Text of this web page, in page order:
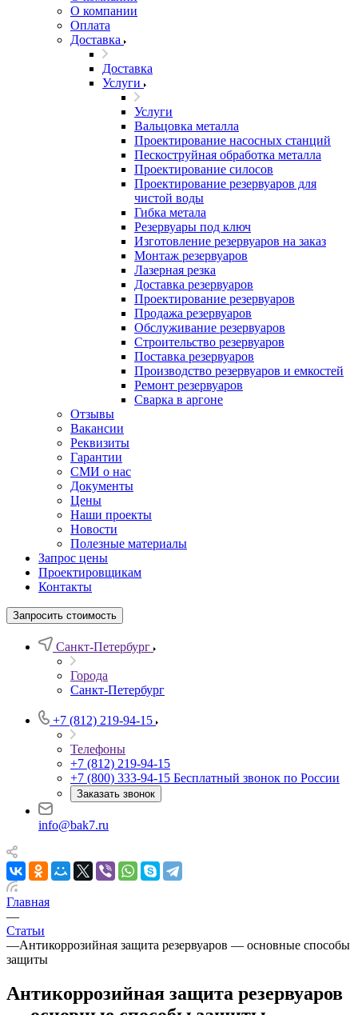
О компании
Оплата
Доставка
Доставка
Услуги
Услуги
Вальцовка металла
Проектирование насосных станций
Пескоструйная обработка металла
Проектирование силосов
Проектирование резервуаров для
чистой воды
Гибка метала
Резервуары под ключ
Изготовление резервуаров на заказ
Монтаж резервуаров
Лазерная резка
Доставка резервуаров
Проектирование резервуаров
Продажа резервуаров
Обслуживание резервуаров
Cтроительство резервуаров
Поставка резервуаров
Производство резервуаров и емкостей
Ремонт резервуаров
Сварка в аргоне
Отзывы
Вакансии
Реквизиты
Гарантии
СМИ о нас
Документы
Цены
Наши проекты
Новости
Полезные материалы
Запрос цены
Проектировщикам
Контакты
Запросить стоимость
Санкт-Петербург
Города
Санкт-Петербург
+7 (812) 219-94-15
Телефоны
+7 (812) 219-94-15
+7 (800) 333-94-15 Бесплатный звонок по России
Заказать звонок
info@bak7.ru
Главная
—
Статьи
—Антикоррозийная защита резервуаров — основные способы
защиты
Антикоррозийная защита резервуаров